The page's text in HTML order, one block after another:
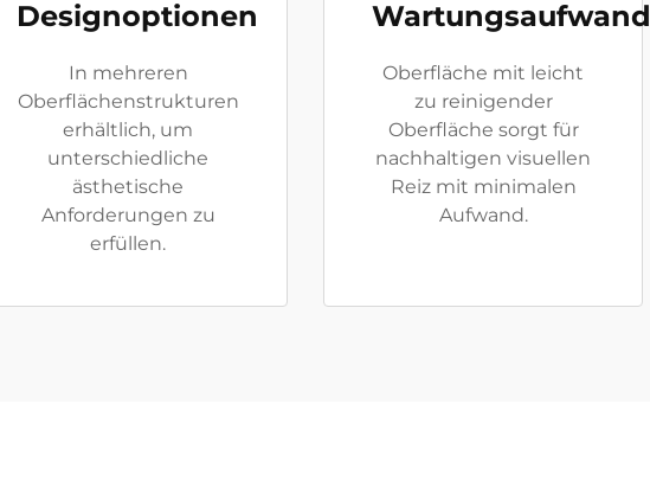
Designoptionen
In mehreren
Oberflächenstrukturen
erhältlich, um
unterschiedliche
ästhetische
Anforderungen zu
erfüllen.
Wartungsaufwand
Oberfläche mit leicht
zu reinigender
Oberfläche sorgt für
nachhaltigen visuellen
Reiz mit minimalen
Aufwand.